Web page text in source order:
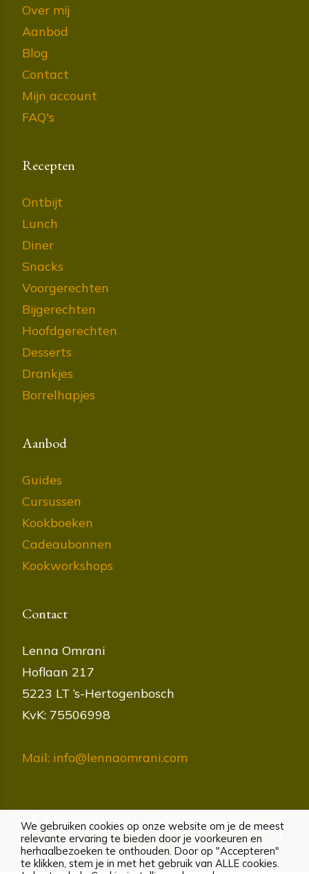
Over mij
Aanbod
Blog
Contact
Mijn account
FAQ's
Recepten
Ontbijt
Lunch
Diner
Snacks
Voorgerechten
Bijgerechten
Hoofdgerechten
Desserts
Drankjes
Borrelhapjes
Aanbod
Guides
Cursussen
Kookboeken
Cadeaubonnen
Kookworkshops
Contact
Lenna Omrani
Hoflaan 217
5223 LT ‘s-Hertogenbosch
KvK: 75506998
Mail: info@lennaomrani.com
Cookies|Privacybeleid|Algemene voorwaarden|
Disclaimer
We gebruiken cookies op onze website om je de meest
relevante ervaring te bieden door je voorkeuren en
herhaalbezoeken te onthouden. Door op "Accepteren"
te klikken, stem je in met het gebruik van ALLE cookies.